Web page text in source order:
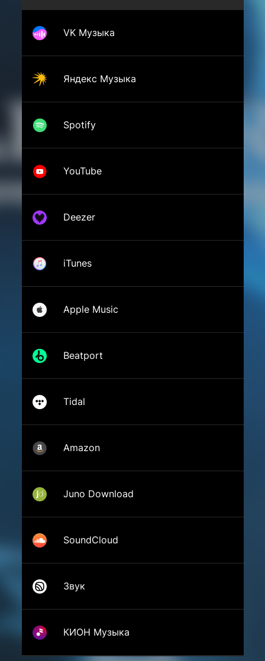
VK Музыка
Яндекс Музыка
Spotify
YouTube
Deezer
iTunes
Apple Music
Beatport
Tidal
Amazon
Juno Download
SoundCloud
Звук
КИОН Музыка